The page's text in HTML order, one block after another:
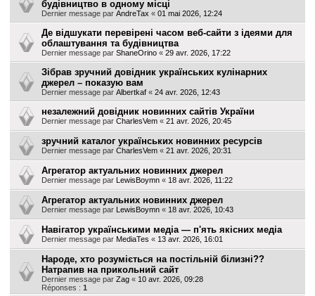
будівництво в одному місці
Dernier message par AndreTax « 01 mai 2026, 12:24
Де відшукати перевірені часом веб-сайти з ідеями для
облаштування та будівництва
Dernier message par ShaneOrino « 29 avr. 2026, 17:22
Зібрав зручний довідник українських кулінарних
джерел – показую вам
Dernier message par Albertkaf « 24 avr. 2026, 12:43
незалежний довідник новинних сайтів України
Dernier message par CharlesVem « 21 avr. 2026, 20:45
зручний каталог українських новинних ресурсів
Dernier message par CharlesVem « 21 avr. 2026, 20:31
Агрегатор актуальних новинних джерел
Dernier message par LewisBoymn « 18 avr. 2026, 11:22
Агрегатор актуальних новинних джерел
Dernier message par LewisBoymn « 18 avr. 2026, 10:43
Навігатор українськими медіа — п'ять якісних медіа
Dernier message par MediaTes « 13 avr. 2026, 16:01
Народе, хто розуміється на постільній білизні??
Натрапив на прикольний сайт
Dernier message par Zag « 10 avr. 2026, 09:28
Réponses : 1